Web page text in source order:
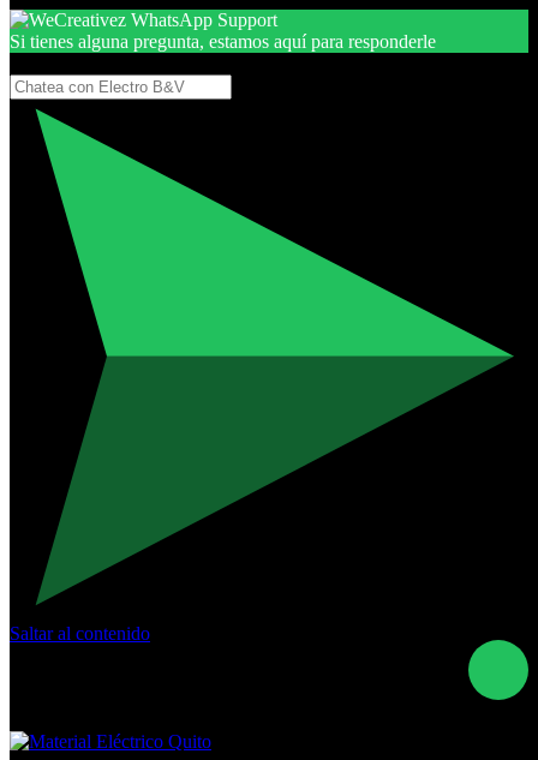
Si tienes alguna pregunta, estamos aquí para responderle
Saltar al contenido